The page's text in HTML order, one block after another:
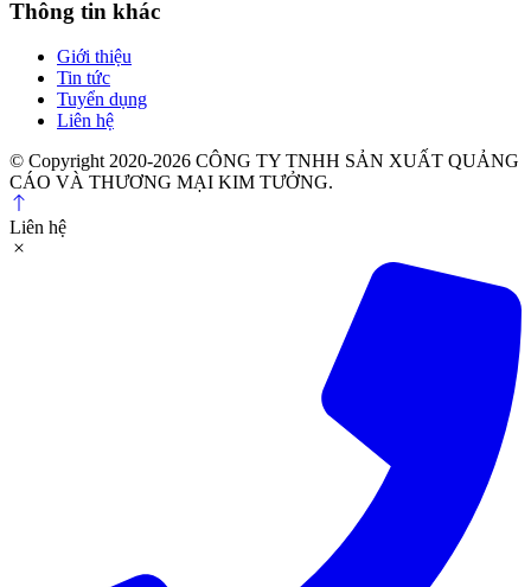
Thông tin khác
Giới thiệu
Tin tức
Tuyển dụng
Liên hệ
© Copyright 2020-2026 CÔNG TY TNHH SẢN XUẤT QUẢNG
CÁO VÀ THƯƠNG MẠI KIM TƯỞNG.
Liên hệ